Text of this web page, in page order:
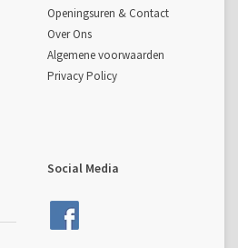
Openingsuren & Contact
Over Ons
Algemene voorwaarden
Privacy Policy
Social Media